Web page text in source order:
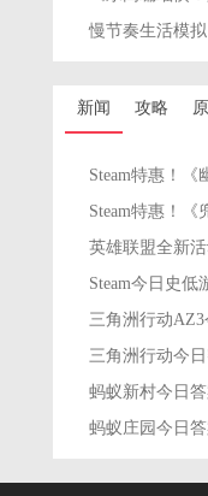
新闻 攻略
Steam今日史